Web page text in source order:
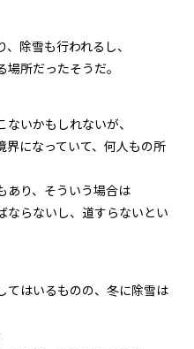
除雪も行われるし、
所だったそうだ。
いかもしれないが、
界になっていて、何人もの所
あり、そういう場合は
ならないし、道すらないとい
てはいるものの、冬に除雪は